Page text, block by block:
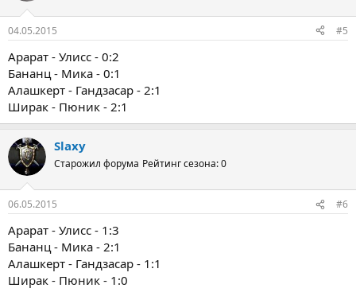
04.05.2015 #5
Арарат - Улисс - 0:2
Бананц - Мика - 0:1
Алашкерт - Гандзасар - 2:1
Ширак - Пюник - 2:1
Slaxy
Старожил форума Рейтинг сезона: 0
06.05.2015 #6
Арарат - Улисс - 1:3
Бананц - Мика - 2:1
Алашкерт - Гандзасар - 1:1
Ширак - Пюник - 1:0